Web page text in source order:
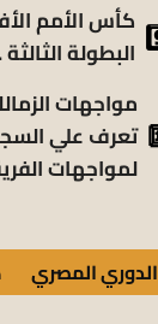
البطولة
مواجهات
تعرف علي
لمواجهات
الدوري المصري